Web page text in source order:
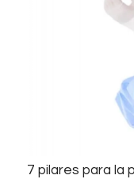
7 pilares para la